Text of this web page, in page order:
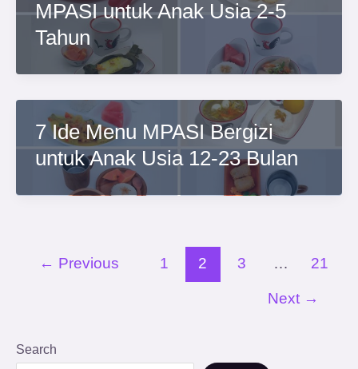
MPASI untuk Anak Usia 2-5
Tahun
7 Ide Menu MPASI Bergizi
untuk Anak Usia 12-23 Bulan
← Previous 1 2 3 … 21
Next →
Search